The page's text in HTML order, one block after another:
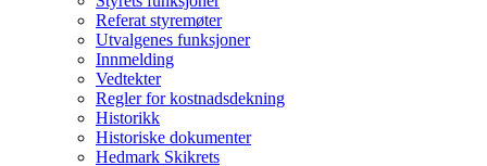
Referat styremøter
Utvalgenes funksjoner
Innmelding
Vedtekter
Regler for kostnadsdekning
Historikk
Historiske dokumenter
Hedmark Skikrets